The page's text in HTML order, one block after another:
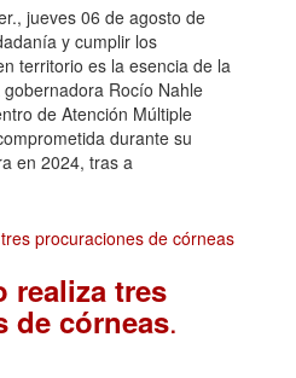
jueves 06 de agosto de
y cumplir los
territorio es la esencia de la
Rocío Nahle
de Atención Múltiple
durante su
en 2024, tras a
realiza tres
de córneas.